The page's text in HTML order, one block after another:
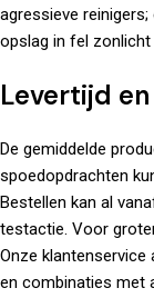
agressieve
opslag in fel zonlicht
Levertijd
De gemiddelde
spoedopdrachten
Bestellen kan al
testactie. Voor
Onze klantenservice
en combinaties met